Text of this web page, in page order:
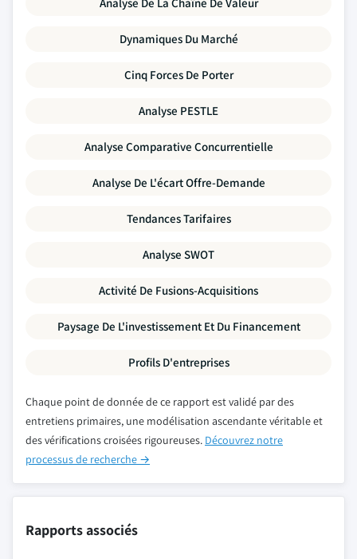
Dynamiques Du Marché
Cinq Forces De Porter
Analyse PESTLE
Analyse Comparative Concurrentielle
Analyse De L'écart Offre-Demande
Tendances Tarifaires
Analyse SWOT
Activité De Fusions-Acquisitions
Paysage De L'investissement Et Du Financement
Profils D'entreprises
Chaque point de donnée de ce rapport est validé par des
entretiens primaires, une modélisation ascendante véritable et
des vérifications croisées rigoureuses. Découvrez notre
processus de recherche →
Rapports associés